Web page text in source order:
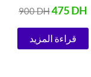
واط، 220 فولت،
900DH475DH
قراءة المزيد